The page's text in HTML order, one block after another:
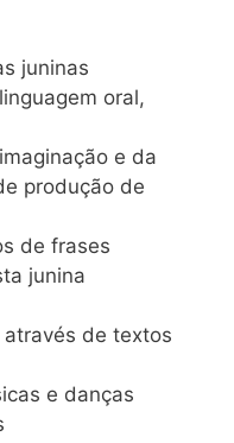
juninas
oral,
e da
produção de
de frases
junina
de textos
e danças